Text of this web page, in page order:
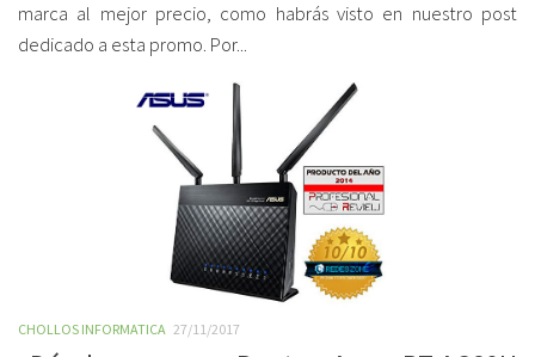
marca al mejor precio, como habrás visto en nuestro post
dedicado a esta promo. Por...
CHOLLOS INFORMATICA 27/11/2017